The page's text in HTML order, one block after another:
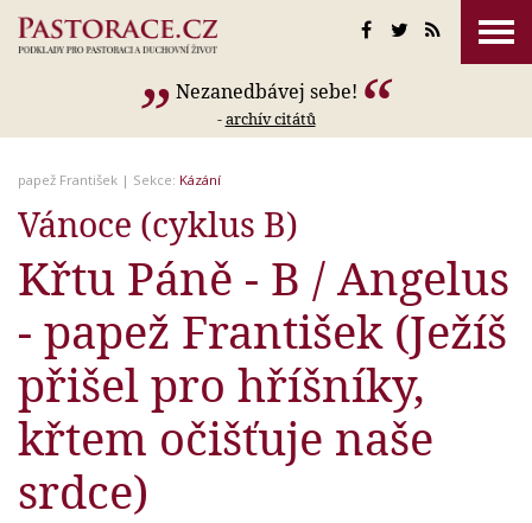
Nezanedbávej sebe!
-archív citátů
papež František | Sekce: Kázání
Vánoce (cyklus B)
Křtu Páně - B / Angelus
- papež František (Ježíš
přišel pro hříšníky,
křtem očišťuje naše
srdce)